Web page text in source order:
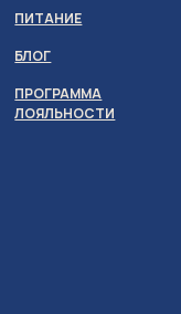
БЛОГ
ПИТАНИЕ
ПРОГРАММА
ЛОЯЛЬНОСТИ